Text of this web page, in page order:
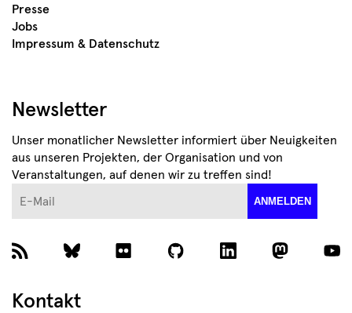
Presse
Jobs
Impressum & Datenschutz
Newsletter
Unser monatlicher Newsletter informiert über Neuigkeiten
aus unseren Projekten, der Organisation und von
Veranstaltungen, auf denen wir zu treffen sind!
ANMELDEN
Kontakt